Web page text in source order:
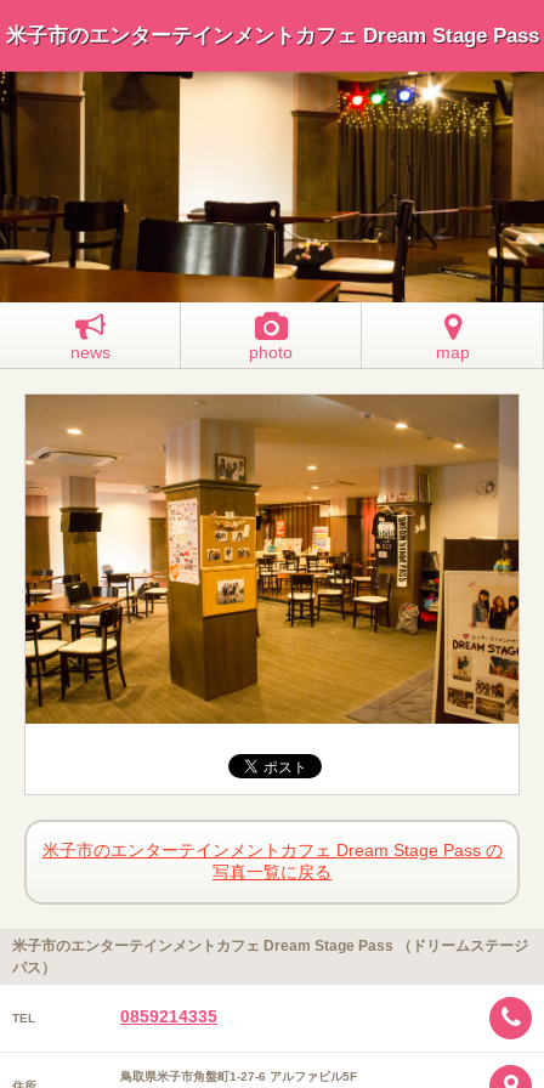
米子市のエンターテインメントカフェ Dream Stage Pass
news photo map
米子市のエンターテインメントカフェ Dream Stage Pass の
写真一覧に戻る
米子市のエンターテインメントカフェ Dream Stage Pass （ドリームステージ
パス）
TEL 0859214335
鳥取県米子市角盤町1-27-6 アルファビル5F